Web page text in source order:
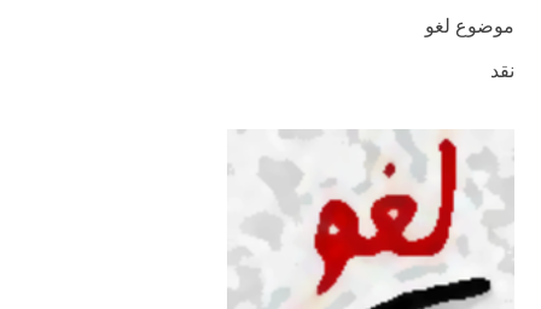
موضوع لغو
نقد